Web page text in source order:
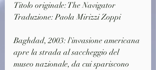
Titolo originale: The Navigator
Traduzione: Paola Mirizzi Zoppi
Baghdad, 2003: l'invasione americana
apre la strada al saccheggio del
museo nazionale, da cui spariscono